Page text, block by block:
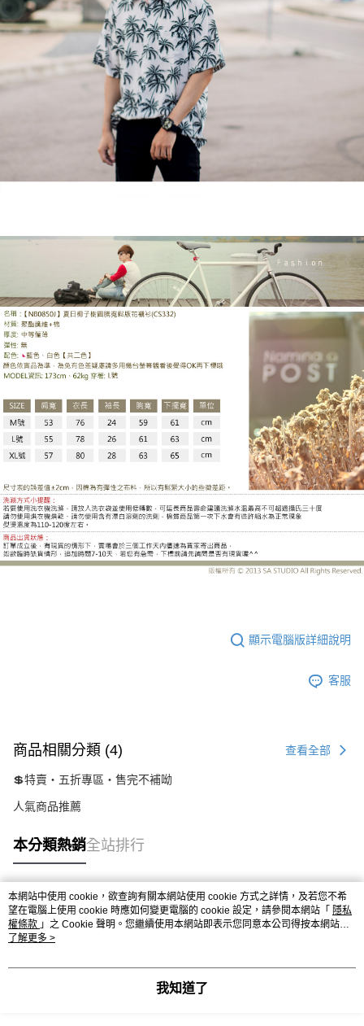
顯示電腦版詳細說明
客服
商品相關分類 (4) 查看全部
💲特賣‧五折專區‧售完不補呦
人氣商品推薦
本分類熱銷全站排行
熱門標籤
本網站中使用 cookie，欲查詢有關本網站使用 cookie 方式之詳情，及若您不希
望在電腦上使用 cookie 時應如何變更電腦的 cookie 設定，請參閱本網站「 隱私
權條款 」之 Cookie 聲明。您繼續使用本網站即表示您同意本公司得按本網站使
用條款之 Cookie 聲明使用 cookie。
了解更多 >
我知道了